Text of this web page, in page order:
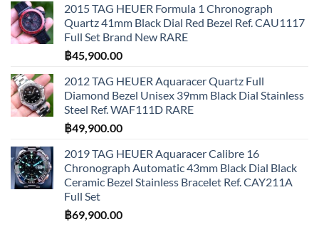
2015 TAG HEUER Formula 1 Chronograph
Quartz 41mm Black Dial Red Bezel Ref. CAU1117
Full Set Brand New RARE
฿45,900.00
2012 TAG HEUER Aquaracer Quartz Full
Diamond Bezel Unisex 39mm Black Dial Stainless
Steel Ref. WAF111D RARE
฿49,900.00
2019 TAG HEUER Aquaracer Calibre 16
Chronograph Automatic 43mm Black Dial Black
Ceramic Bezel Stainless Bracelet Ref. CAY211A
Full Set
฿69,900.00